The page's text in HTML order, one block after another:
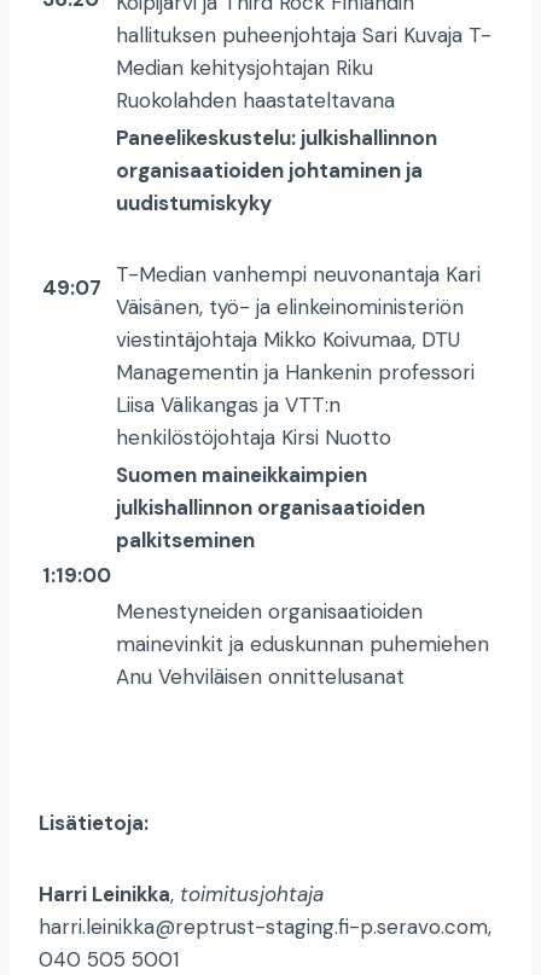
hallituksen puheenjohtaja Sari Kuvaja T-
Median kehitysjohtajan Riku
Ruokolahden haastateltavana
49:07
Paneelikeskustelu: julkishallinnon
organisaatioiden johtaminen ja
uudistumiskyky
T-Median vanhempi neuvonantaja Kari
Väisänen, työ- ja elinkeinoministeriön
viestintäjohtaja Mikko Koivumaa, DTU
Managementin ja Hankenin professori
Liisa Välikangas ja VTT:n
henkilöstöjohtaja Kirsi Nuotto
1:19:00
Suomen maineikkaimpien
julkishallinnon organisaatioiden
palkitseminen
Menestyneiden organisaatioiden
mainevinkit ja eduskunnan puhemiehen
Anu Vehviläisen onnittelusanat
Lisätietoja:
Harri Leinikka, toimitusjohtaja
harri.leinikka@reptrust-staging.fi-p.seravo.com,
040 505 5001